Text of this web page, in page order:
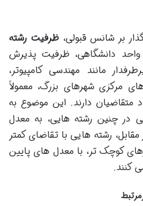
بر شانس قبولی،ظرفیت رشته
دانشگاهی، ظرفیت پذیرش
مانند مهندسی کامپیوتر،
مرکزی شهرهای بزرگ، معمولاً
دارند. این موضوع به
در چنین رشته هایی، به معدل
رشته هایی با تقاضای کمتر
کوچک تر، با معدل های پایین
کنند.